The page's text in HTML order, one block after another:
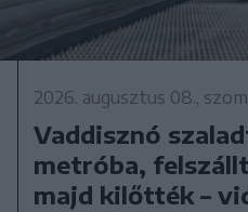
2026. augusztus 08.,
Vaddisznó
metróba,
majd kilőtték –